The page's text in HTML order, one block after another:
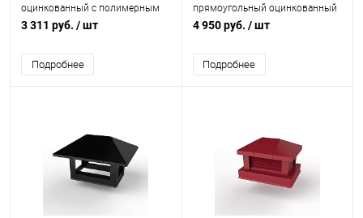
оцинкованный с полимерным
покрытием до 1200мм RAL
3 311 руб. / шт
Подробнее
прямоугольный оцинкованный
с полимерным покрытием до
4 950 руб. / шт
Подробнее